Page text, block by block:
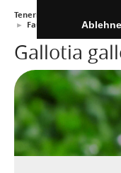
Die
Teneriffa Inselmagazin
► Fauna Gallotia
Gallotia